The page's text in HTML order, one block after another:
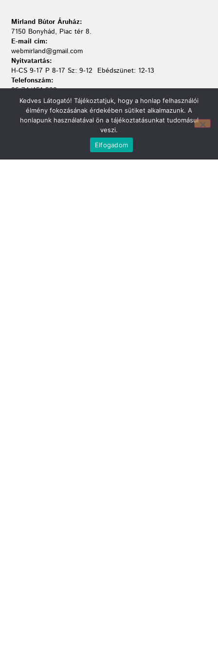
Mirland Bútor Áruház:
7150 Bonyhád, Piac tér 8.
E-mail cím:
webmirland@gmail.com
Nyitvatartás:
H-CS 9-17 P 8-17 Sz: 9-12 Ebédszünet: 12-13
Telefonszám:
06 74/451-928
Kedves Látogató! Tájékoztatjuk, hogy a honlap felhasználói
élmény fokozásának érdekében sütiket alkalmazunk. A
honlapunk használatával ön a tájékoztatásunkat tudomásul
veszi.
Elfogadom